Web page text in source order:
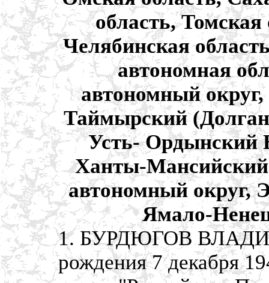
область,
Челябинская
автономная
автономный
Таймырский
Усть- Ордынский
Ханты-Мансийский
автономный округ,
Ямало-
1. БУРДЮГОВ
рождения 7 декабря